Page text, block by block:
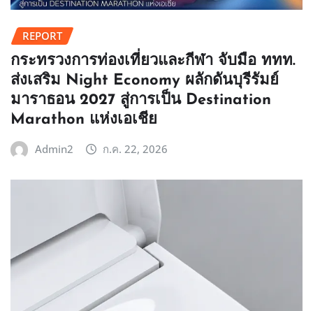
REPORT
กระทรวงการท่องเที่ยวและกีฬา จับมือ ททท.
ส่งเสริม Night Economy ผลักดันบุรีรัมย์
มาราธอน 2027 สู่การเป็น Destination
Marathon แห่งเอเชีย
Admin2 ก.ค. 22, 2026